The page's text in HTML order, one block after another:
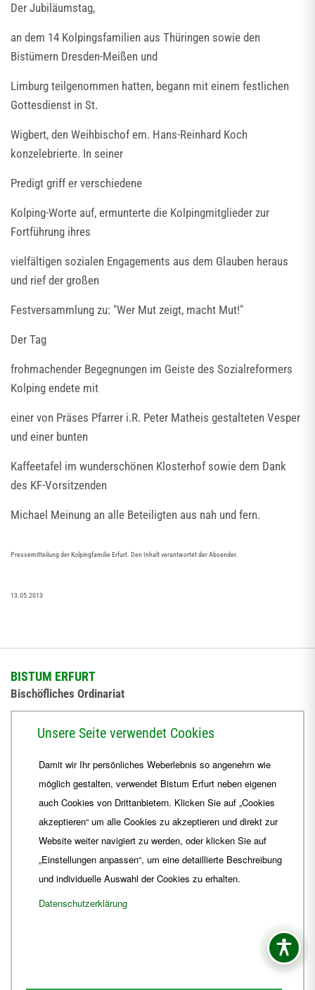
Der Jubiläumstag,
an dem 14 Kolpingsfamilien aus Thüringen sowie den
Bistümern Dresden-Meißen und
Limburg teilgenommen hatten, begann mit einem festlichen
Gottesdienst in St.
Wigbert, den Weihbischof em. Hans-Reinhard Koch
konzelebrierte. In seiner
Predigt griff er verschiedene
Kolping-Worte auf, ermunterte die Kolpingmitglieder zur
Fortführung ihres
vielfältigen sozialen Engagements aus dem Glauben heraus
und rief der großen
Festversammlung zu: "Wer Mut zeigt, macht Mut!"
Der Tag
frohmachender Begegnungen im Geiste des Sozialreformers
Kolping endete mit
einer von Präses Pfarrer i.R. Peter Matheis gestalteten Vesper
und einer bunten
Kaffeetafel im wunderschönen Klosterhof sowie dem Dank
des KF-Vorsitzenden
Michael Meinung an alle Beteiligten aus nah und fern.
Pressemitteilung der Kolpingfamilie Erfurt. Den Inhalt verantwortet der Absender.
13.05.2013
BISTUM ERFURT
Bischöfliches Ordinariat
+49 361 6572-444
ordinariat Bistum-Erfurt.de
Unsere Seite verwendet Cookies
Damit wir Ihr persönliches Weberlebnis so angenehm wie
möglich gestalten, verwendet Bistum Erfurt neben eigenen
auch Cookies von Drittanbietern. Klicken Sie auf „Cookies
akzeptieren“ um alle Cookies zu akzeptieren und direkt zur
Website weiter navigiert zu werden, oder klicken Sie auf
„Einstellungen anpassen“, um eine detaillierte Beschreibung
und individuelle Auswahl der Cookies zu erhalten.
Datenschutzerklärung